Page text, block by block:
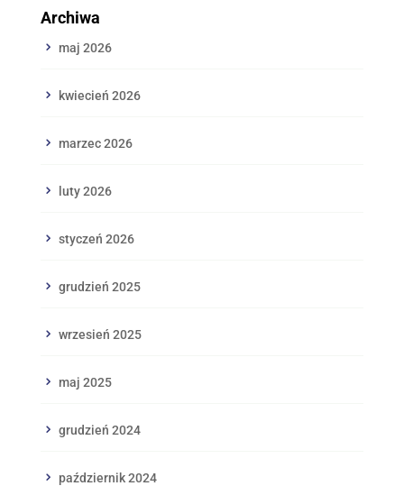
Archiwa
maj 2026
kwiecień 2026
marzec 2026
luty 2026
styczeń 2026
grudzień 2025
wrzesień 2025
maj 2025
grudzień 2024
październik 2024